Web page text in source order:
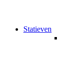
Statieven